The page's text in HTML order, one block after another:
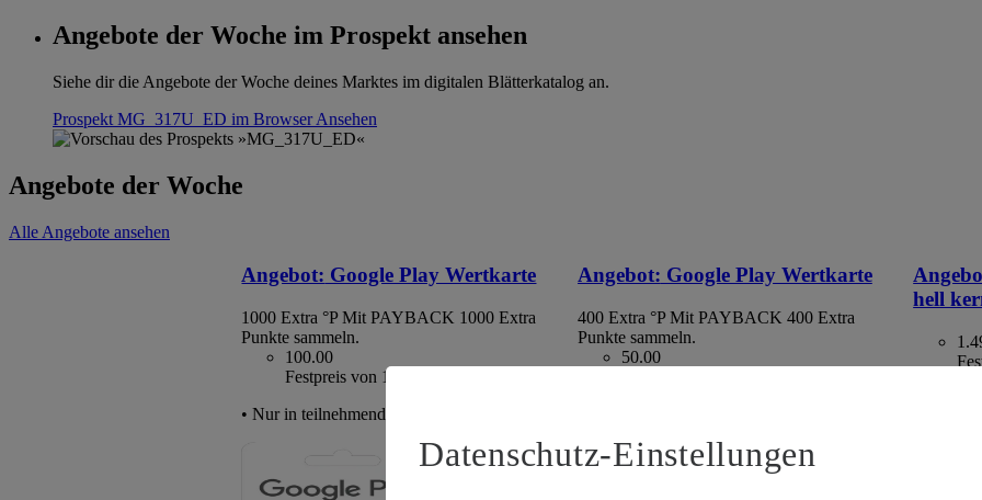
Angebote der Woche im Prospekt ansehen
Siehe dir die Angebote der Woche deines Marktes im digitalen Blätterkatalog an.
Prospekt MG_317U_ED im BrowserAnsehen
Angebote der Woche
Alle Angebote ansehen
Angebot: Google Play Wertkarte
1000 Extra °P Mit PAYBACK 1000 Extra
Punkte sammeln.
100.00
Festpreis von 100.00€
• Nur in teilnehmenden Märkten erhältlich
Angebot: Google Play Wertkarte
400 Extra °P Mit PAYBACK 400 Extra
Punkte sammeln.
50.00
hell
aus
Datenschutz-Einstellungen